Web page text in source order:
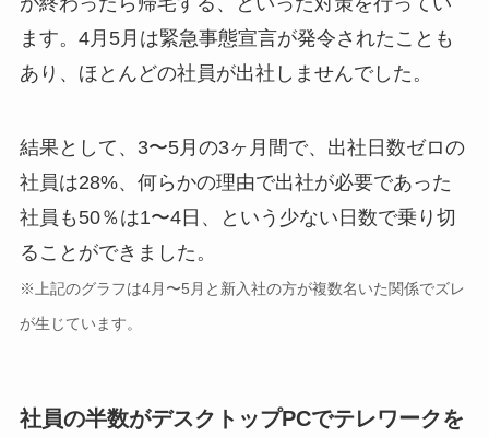
ます。4月5月は緊急事態宣言が発令されたことも
あり、ほとんどの社員が出社しませんでした。
結果として、3〜5月の3ヶ月間で、出社日数ゼロの
社員は28%、何らかの理由で出社が必要であった
社員も50％は1〜4日、という少ない日数で乗り切
ることができました。
※上記のグラフは4月〜5月と新入社の方が複数名いた関係でズレ
が生じています。
社員の半数がデスクトップPCでテレワークを